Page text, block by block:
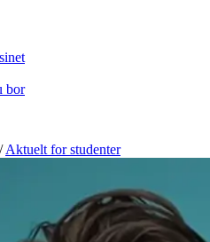
bor
/ Aktuelt for studenter